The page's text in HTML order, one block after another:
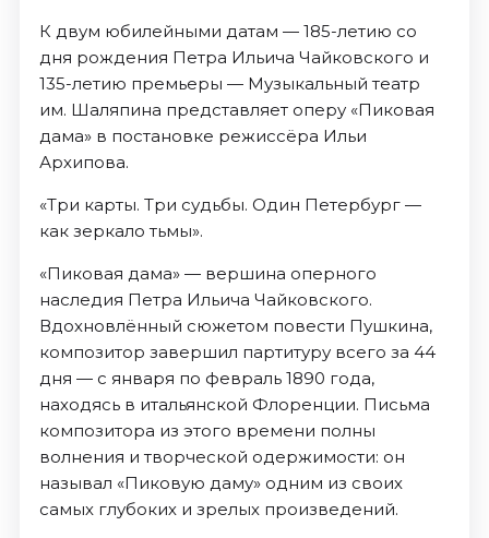
К двум юбилейными датам — 185-летию со
дня рождения Петра Ильича Чайковского и
135-летию премьеры — Музыкальный театр
им. Шаляпина представляет оперу «Пиковая
дама» в постановке режиссёра Ильи
Архипова.
«Три карты. Три судьбы. Один Петербург —
как зеркало тьмы».
«Пиковая дама» — вершина оперного
наследия Петра Ильича Чайковского.
Вдохновлённый сюжетом повести Пушкина,
композитор завершил партитуру всего за 44
дня — с января по февраль 1890 года,
находясь в итальянской Флоренции. Письма
композитора из этого времени полны
волнения и творческой одержимости: он
называл «Пиковую даму» одним из своих
самых глубоких и зрелых произведений.